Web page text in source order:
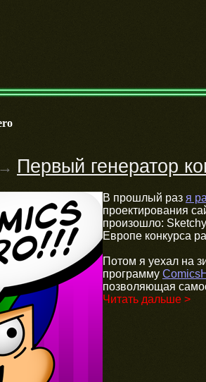
Первый генератор
В прошлый раз я
проектирования
произошло:
Европе конкурса
Потом я уехал на
программу
позволяющая
Читать дальше >